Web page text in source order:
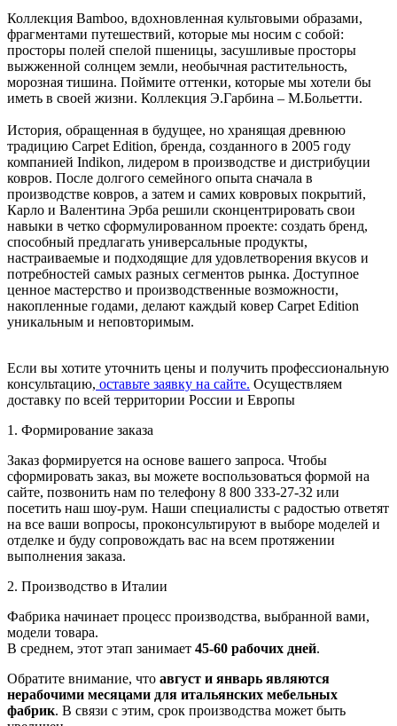
Коллекция Bamboo, вдохновленная культовыми образами,
фрагментами путешествий, которые мы носим с собой:
просторы полей спелой пшеницы, засушливые просторы
выжженной солнцем земли, необычная растительность,
морозная тишина. Поймите оттенки, которые мы хотели бы
иметь в своей жизни. Коллекция Э.Гарбина – М.Больетти.
История, обращенная в будущее, но хранящая древнюю
традицию Carpet Edition, бренда, созданного в 2005 году
компанией Indikon, лидером в производстве и дистрибуции
ковров. После долгого семейного опыта сначала в
производстве ковров, а затем и самих ковровых покрытий,
Карло и Валентина Эрба решили сконцентрировать свои
навыки в четко сформулированном проекте: создать бренд,
способный предлагать универсальные продукты,
настраиваемые и подходящие для удовлетворения вкусов и
потребностей самых разных сегментов рынка. Доступное
ценное мастерство и производственные возможности,
накопленные годами, делают каждый ковер Carpet Edition
уникальным и неповторимым.
Если вы хотите уточнить цены и получить профессиональную
консультацию, оставьте заявку на сайте. Осуществляем
доставку по всей территории России и Европы
1. Формирование заказа
Заказ формируется на основе вашего запроса. Чтобы
сформировать заказ, вы можете воспользоваться формой на
сайте, позвонить нам по телефону 8 800 333-27-32 или
посетить наш шоу-рум. Наши специалисты с радостью ответят
на все ваши вопросы, проконсультируют в выборе моделей и
отделке и буду сопровождать вас на всем протяжении
выполнения заказа.
2. Производство в Италии
Фабрика начинает процесс производства, выбранной вами,
модели товара.
В среднем, этот этап занимает 45-60 рабочих дней.
Обратите внимание, что август и январь являются
нерабочими месяцами для итальянских мебельных
фабрик. В связи с этим, срок производства может быть